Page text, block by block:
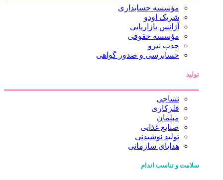
مؤسسه حسابداری
شریک اودو
آژانس بازاریابی
مؤسسه حقوقی
جذب نیرو
حسابرسی و صدور گواهی
تولید
نساجی
فلزکاری
مبلمان
صنایع غذایی
تولید نوشیدنی
هدایای سازمانی
سلامت و تناسب اندام